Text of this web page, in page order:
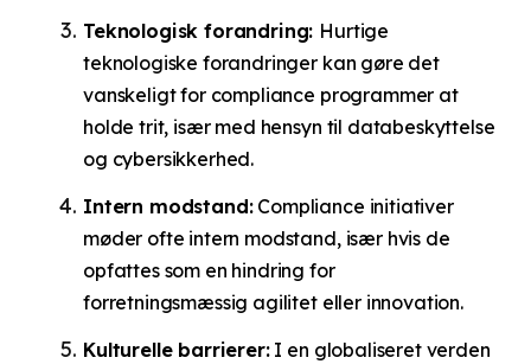
Teknologisk forandring: Hurtige
teknologiske forandringer kan gøre det
vanskeligt for compliance programmer at
holde trit, især med hensyn til databeskyttelse
og cybersikkerhed.
Intern modstand:Compliance initiativer
møder ofte intern modstand, især hvis de
opfattes som en hindring for
forretningsmæssig agilitet eller innovation.
Kulturelle barrierer:I en globaliseret verden